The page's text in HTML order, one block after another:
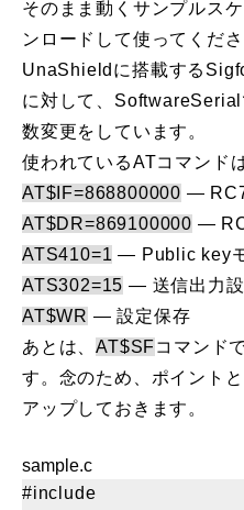
そのまま動くサンプルス
ンロードして使ってくださ
UnaShieldに搭載する
に対して、
数変更をしています。
使われているATコマンド
AT$IF=868800000 —
AT$DR=869100000 —
ATS410=1 — Public key
ATS302=15 — 送信出力
AT$WR — 設定保存
あとは、AT$SFコマンド
す。念のため、ポイント
アップしておきます。
sample.c
#include